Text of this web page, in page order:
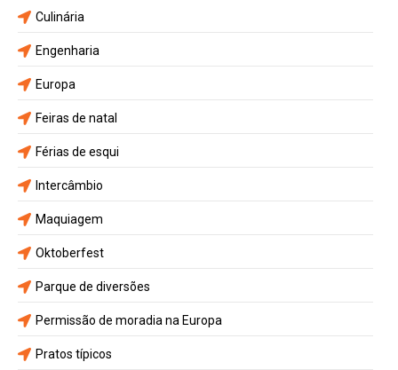
Culinária
Engenharia
Europa
Feiras de natal
Férias de esqui
Intercâmbio
Maquiagem
Oktoberfest
Parque de diversões
Permissão de moradia na Europa
Pratos típicos